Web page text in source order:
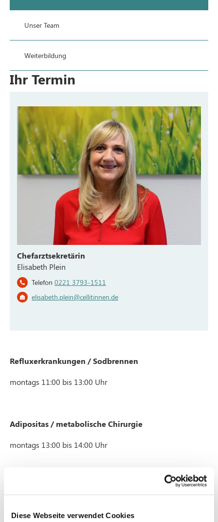
Diese Webseite verwendet Cookies
Unser Team
Weiterbildung
Ihr Termin
Chefarztsekretärin
Elisabeth Plein
Telefon 0221 3793-1511
elisabeth.plein@cellitinnen.de
Refluxerkrankungen / Sodbrennen
montags 11:00 bis 13:00 Uhr
Adipositas / metabolische Chirurgie
montags 13:00 bis 14:00 Uhr